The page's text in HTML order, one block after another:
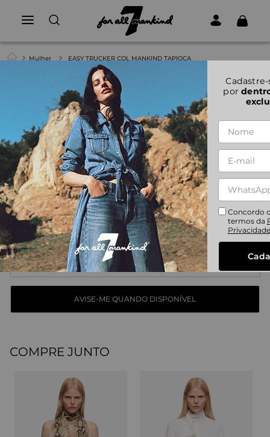
Mulher EASY TRUCKER COL MANKIND TAPIOCA
EASY TRUCKER COL MANKIND TAPIOCA
XS S M L XL
COMPRE JUNTO
por
Concordo
termos da
Privacidade